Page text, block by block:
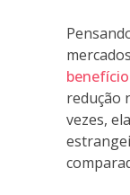
redução
vezes,